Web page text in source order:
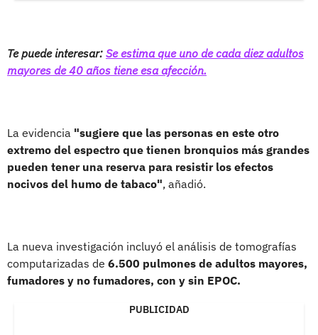
Te puede interesar: Se estima que uno de cada diez adultos
mayores de 40 años tiene esa afección.
La evidencia "sugiere que las personas en este otro
extremo del espectro que tienen bronquios más grandes
pueden tener una reserva para resistir los efectos
nocivos del humo de tabaco", añadió.
La nueva investigación incluyó el análisis de tomografías
computarizadas de 6.500 pulmones de adultos mayores,
fumadores y no fumadores, con y sin EPOC.
PUBLICIDAD